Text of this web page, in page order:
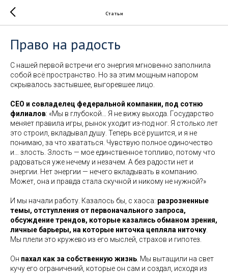
Статьи
Право на радость
С нашей первой встречи его энергия мгновенно заполнила
собой всё пространство. Но за этим мощным напором
скрывалось застывшее, выгоревшее лицо.
CEO и совладелец федеральной компании, под сотню
филиалов: «Мы в глубокой… Я не вижу выхода. Государство
меняет правила игры, рынок уходит из-под ног. Я столько лет
это строил, вкладывал душу. Теперь всё рушится, и я не
понимаю, за что хвататься. Чувствую полное одиночество
и… злость. Злость — мое единственное топливо, потому что
радоваться уже нечему и незачем. А без радости нет и
энергии. Нет энергии — нечего вкладывать в компанию.
Может, она и правда стала скучной и никому не нужной?»
И мы начали работу. Казалось бы, с хаоса: разрозненные
темы, отступления от первоначального запроса,
обсуждение трендов, которые казались обманом зрения,
личные барьеры, на которые ниточка цепляла ниточку
Мы плели это кружево из его мыслей, страхов и гипотез.
Он пахал как за собственную жизнь . Мы вытащили на свет
кучу его ограничений, которые он сам и создал, исходя из